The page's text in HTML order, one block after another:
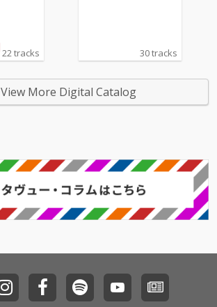
22 tracks 30 tracks
View More Digital Catalog